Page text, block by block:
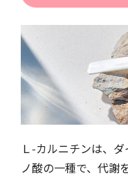
Ｌ-カルニチンは、
ノ酸の一種で、代謝